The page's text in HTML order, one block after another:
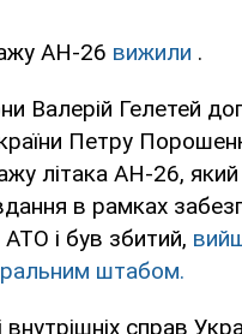
АН-26 вижили .
Валерій Гелетей
Петру
літака АН-26, який
в рамках
і був збитий,
штабом.
внутрішніх справ